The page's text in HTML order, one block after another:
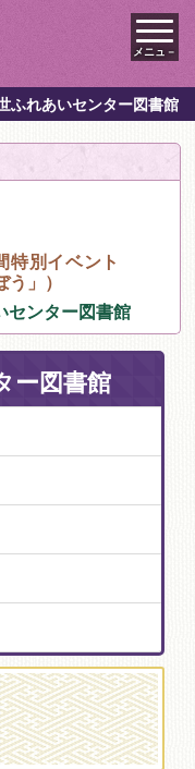
メニュ－
ふれあいセンター図書館
特別イベント
」）
センター図書館
ー図書館